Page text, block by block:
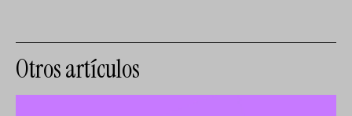
Otros artículos